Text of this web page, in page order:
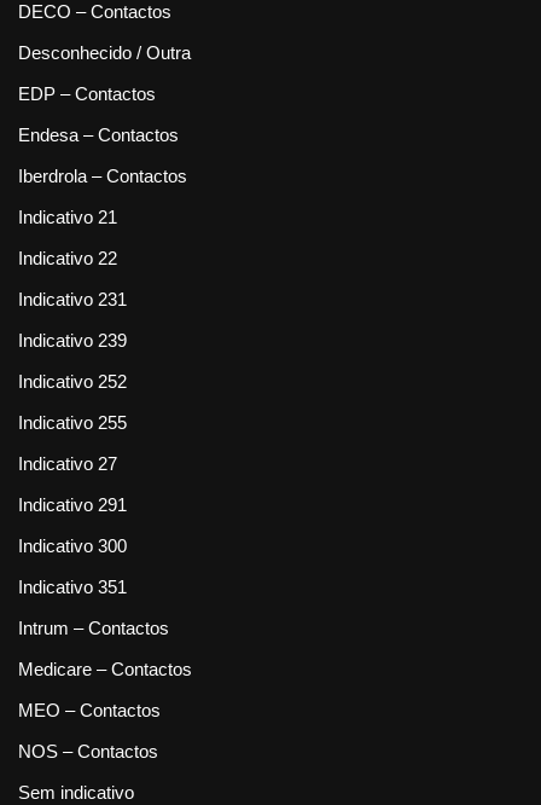
DECO – Contactos
Desconhecido / Outra
EDP – Contactos
Endesa – Contactos
Iberdrola – Contactos
Indicativo 21
Indicativo 22
Indicativo 231
Indicativo 239
Indicativo 252
Indicativo 255
Indicativo 27
Indicativo 291
Indicativo 300
Indicativo 351
Intrum – Contactos
Medicare – Contactos
MEO – Contactos
NOS – Contactos
Sem indicativo